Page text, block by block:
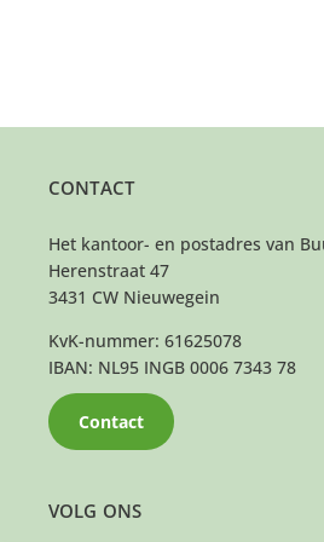
VOLG ONS
CONTACT
Het kantoor- en postadres van
Herenstraat 47
3431 CW Nieuwegein
KvK-nummer: 61625078
IBAN: NL95 INGB 0006 7343 78
Contact